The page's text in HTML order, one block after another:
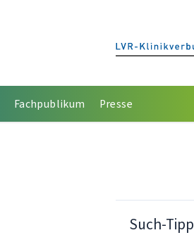
Fachpublikum Presse
Such-Tipp